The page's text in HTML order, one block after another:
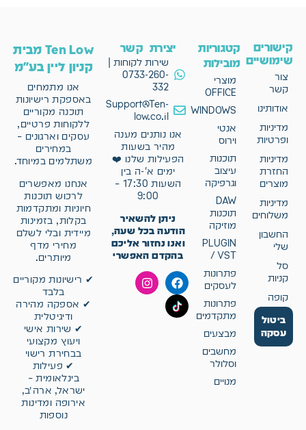
קישורים
שימושיים
צור
קשר
אודותינו
מדיניות
ופרטיות
מדיניות
החזרת
מוצרים
מדיניות
משלוחים
החשבון
שלי
סל
קניות
קופה
ביטול
עסקה
קטגוריות
מובילות
מוצרי
OFFICE
WINDOWS
אנטי
וירוס
תוכנות
עיצוב
וגרפיקה
DAW
תוכנות
מוזיקה
PLUGIN
/ VST
פתרונות
לעסקים
פתרונות
מתקדמים
מבצעים
מחשבים
וסלולר
מנויים
יצירת קשר
שירות לקוחות |
0733-260-
332
Support@Ten-
low.co.il
אנו נותנים מענה
מהיר בשעות
הפעילות שלנו ❤️
ימים א'-ה בין
השעות 17:30 –
9:00
ניתן להשאיר
הודעה בכל שעה,
ואנו נחזור אליכם
בהקדם האפשרי
Ten Low מבית
קניון ליין בע"מ
אנו מתמחים
באספקת רישיונות
תוכנה מקוריים
ללקוחות פרטיים,
עסקים וארגונים –
במחירים
משתלמים במיוחד.
אנחנו מאפשרים
לרכוש תוכנות
חיוניות ומתקדמות
בקלות, בזמינות
מיידית ובלי לשלם
מחירי מדף
מיותרים.
✔ רישיונות מקוריים
בלבד
✔ אספקה מהירה
ודיגיטלית
✔ שירות אישי
ויעוץ מקצועי
בבחירת רישוי
✔ פעילות
בינלאומית –
ישראל, ארה״ב,
אירופה ומדינות
נוספות